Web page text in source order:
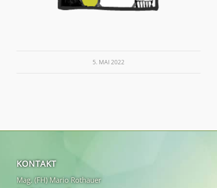
5. MAI 2022
KONTAKT
Mag. (FH) Mario Rothauer